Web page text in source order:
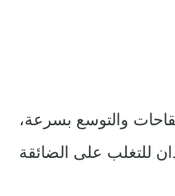
والتوسع بسرعة،